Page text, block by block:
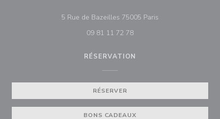
5 Rue de Bazeilles 75005 Paris
09 81 11 72 78
RÉSERVATION
RÉSERVER
BONS CADEAUX